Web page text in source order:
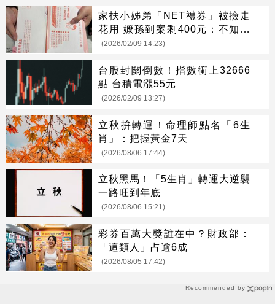
Recommended by
家扶小姊弟「NET禮券」被撿走
花用 嬤孫到案剩400元：不知嚴
重性
(2026/02/09 14:23)
台股封關倒數！指數衝上32666
點 台積電漲55元
(2026/02/09 13:27)
立秋拚轉運！命理師點名「6生
肖」：把握黃金7天
(2026/08/06 17:44)
立秋黑馬！「5生肖」轉運大逆襲
一路旺到年底
(2026/08/06 15:21)
彩券百萬大獎誰在中？財政部：
「這類人」占逾6成
(2026/08/05 17:42)